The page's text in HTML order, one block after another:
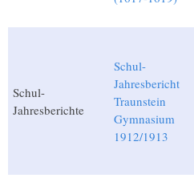
Schul-
Jahresberichte
Schul-
Jahresbericht
Traunstein
Gymnasium
1912/1913